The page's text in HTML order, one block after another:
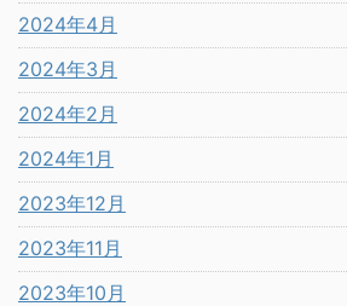
2024年4月
2024年3月
2024年2月
2024年1月
2023年12月
2023年11月
2023年10月